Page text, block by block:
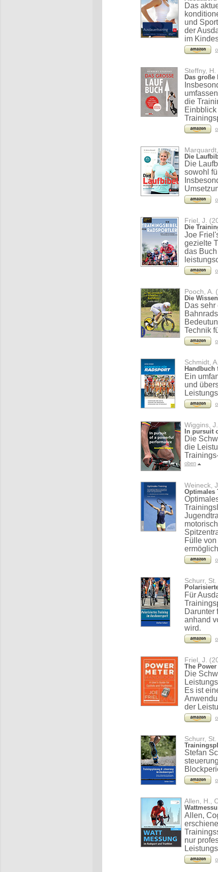
Das
und
der
im
Steffny,
Das große
die
Die
Die
sowohl
Friel, J.
Die
Joe
gezielte
das
Pooch, A.
Die
Das
Technik
Schmidt,
Handbuch
Ein
und
Wiggins,
In pursuit
Die
die
oben
Weineck,
Optimales
Fülle
Schurr,
Für
Darunter
anhand
wird.
Friel, J.
The
Die
Es ist
der
Schurr,
Stefan
Allen, H.,
Allen,
nur